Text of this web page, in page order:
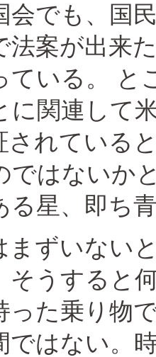
会でも、国
法案が出来
ている。 と
に関連して
されている
ではないか
る星、即ち
まずいない
そうすると
った乗り物
ではない。